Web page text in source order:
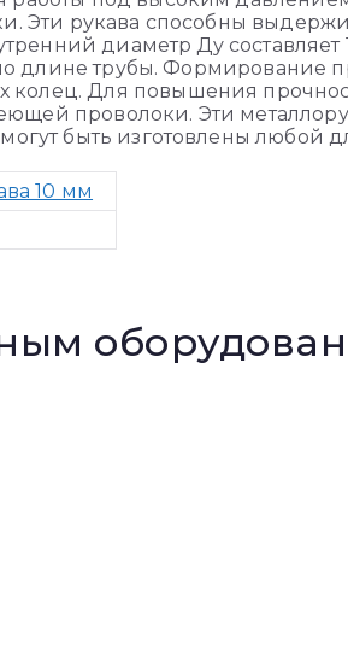
Эти рукава способны
диаметр Ду составляет
длине трубы. Формирование
Для повышения
проволоки. Эти
быть изготовлены любой
10 мм